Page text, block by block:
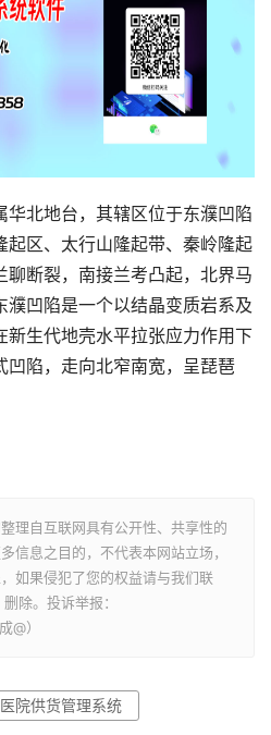
北地台，其辖区位于东濮凹陷
起区、太行山隆起带、秦岭隆起
断裂，南接兰考凸起，北界马
濮凹陷是一个以结晶变质岩系及
新生代地壳水平拉张应力作用下
凹陷，走向北窄南宽，呈琵琶
理自互联网具有公开性、共享性的
信息之目的，不代表本网站立场，
如果侵犯了您的权益请与我们联
除。投诉举报：
@）
医院供货管理系统